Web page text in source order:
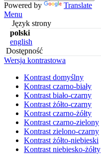
Powered by
Translate
Menu
Język strony
polski
english
Dostępność
Wersja kontrastowa
Kontrast domyślny
Kontrast czarno-biały
Kontrast biało-czarny
Kontrast żółto-czarny
Kontrast czarno-żółty
Kontrast czarno-zielony
Kontrast zielono-czarny
Kontrast żółto-niebieski
Kontrast niebiesko-żółty